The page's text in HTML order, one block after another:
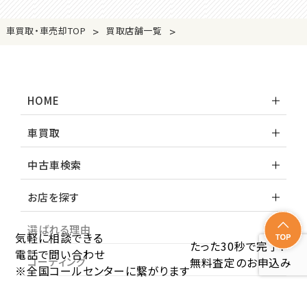
気軽に相談できる
電話で問い合わせ
※全国コールセンターに繋がります
たった30秒で完了！
無料査定のお申込み
車買取・車売却TOP > 買取店舗一覧 >
HOME
車買取
中古車検索
お店を探す
選ばれる理由
コーティング